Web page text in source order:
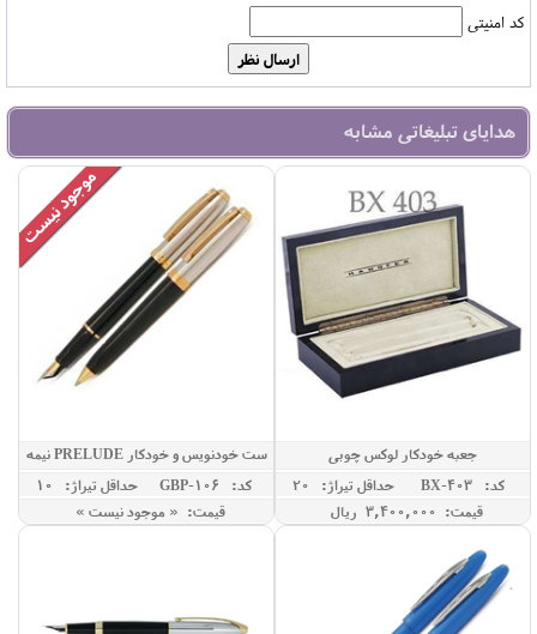
کد امنیتی
هدایای تبلیغاتی مشابه
جعبه خودکار لوکس چوبی
کد: BX-403
حداقل تيراژ: 20
قیمت: 3,400,000 ريال
ست خودنویس و خودکار PRELUDE نیمه
نقره ای
کد: GBP-106
حداقل تيراژ: 10
قیمت: « موجود نیست »